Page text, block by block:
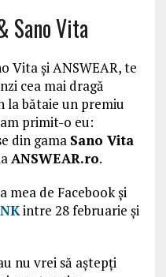
Sano Vita
Vita și ANSWEAR, te
cea mai dragă
la bătaie un premiu
primit-o eu:
din gama Sano Vita
ANSWEAR.ro.
mea de Facebook și
intre 28 februarie și
nu vrei să aștepți